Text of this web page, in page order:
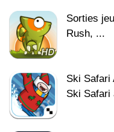
Sorties
Rush, ...
Ski Safari
Ski Safari